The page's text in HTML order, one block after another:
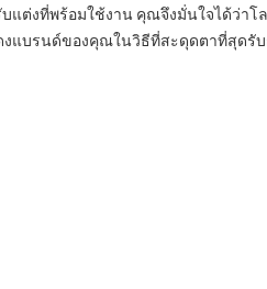
แต่งที่พร้อมใช้งาน คุณจึงมั่นใจได้ว่า
งแบรนด์ของคุณในวิธีที่สะดุดตาที่สุด